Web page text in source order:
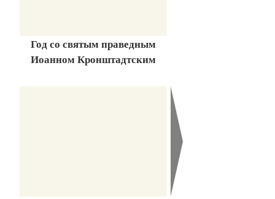
Год со святым праведным
Иоанном Кронштадтским